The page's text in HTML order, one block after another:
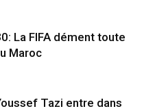
La FIFA dément toute
Maroc
Tazi entre dans